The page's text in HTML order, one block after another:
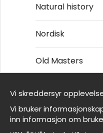
Et harum quidem rerum
Natural history
Nordisk
Old Masters
Vi er Wallnest
FAQ
Vi skreddersyr
Vi bruker
inn informasjon om